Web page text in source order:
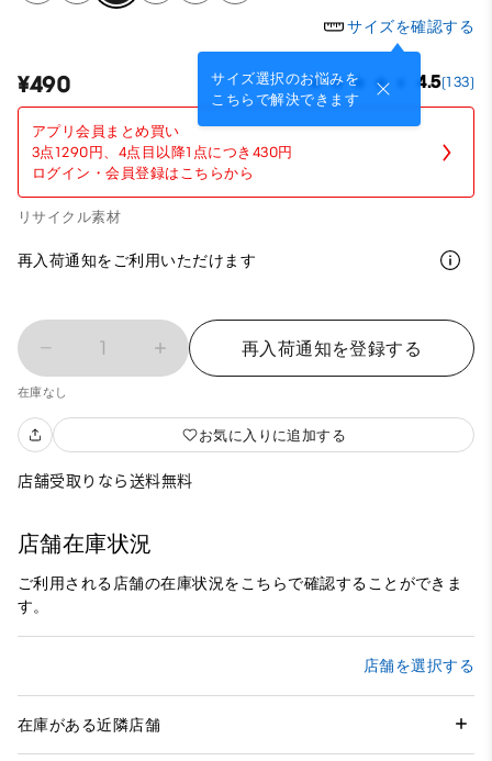
サイズを確認する
サイズ選択のお悩みを
こちらで解決できます
¥490 4.5(133)
アプリ会員まとめ買い
3点1290円、4点目以降1点につき430円
ログイン・会員登録はこちらから
リサイクル素材
再入荷通知をご利用いただけます
1 再入荷通知を登録する
在庫なし
お気に入りに追加する
店舗受取りなら送料無料
店舗在庫状況
ご利用される店舗の在庫状況をこちらで確認することができま
す。
店舗を選択する
在庫がある近隣店舗